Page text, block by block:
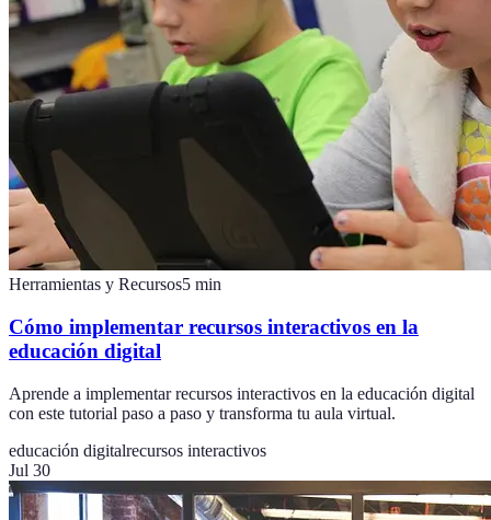
Herramientas y Recursos5 min
Cómo implementar recursos interactivos en la
educación digital
Aprende a implementar recursos interactivos en la educación digital
con este tutorial paso a paso y transforma tu aula virtual.
educación digitalrecursos interactivos
Jul 30